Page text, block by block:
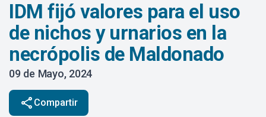
IDM fijó valores para el uso
de nichos y urnarios en la
necrópolis de Maldonado
09 de Mayo, 2024
share Compartir